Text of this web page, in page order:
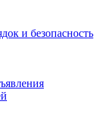
и безопасность